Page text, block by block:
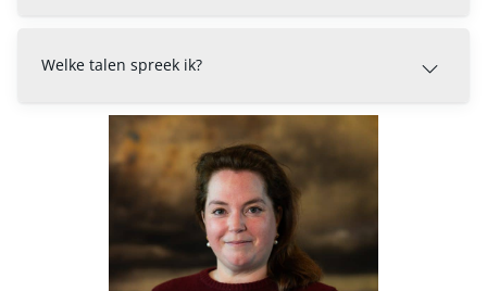
Welke talen spreek ik?